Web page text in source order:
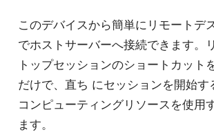
このデバイスから簡単にリモートデ
でホストサーバーへ接続できます。
トップセッションのショートカット
だけで、直ち にセッションを開始す
コンピューティングリソースを使用
ます。